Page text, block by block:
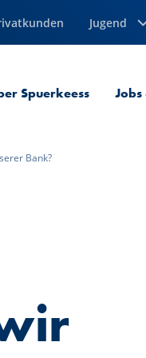
Jugend
Spuerkeess
Bank?